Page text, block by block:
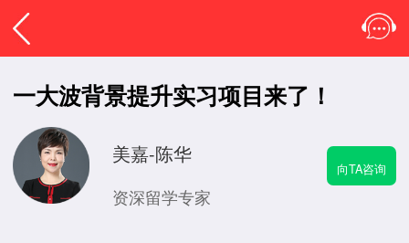
一大波背景提升实习项目来了！
美嘉-陈华
资深留学专家
向TA咨询